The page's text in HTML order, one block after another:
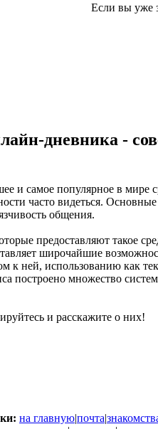
Если вы уже
дневника -
и самое популярное в мире
часто видеться.
общения.
предоставляют такое
широчайшие
к ней, использованию как
построено множество
и расскажите о них!
на главную|почта|